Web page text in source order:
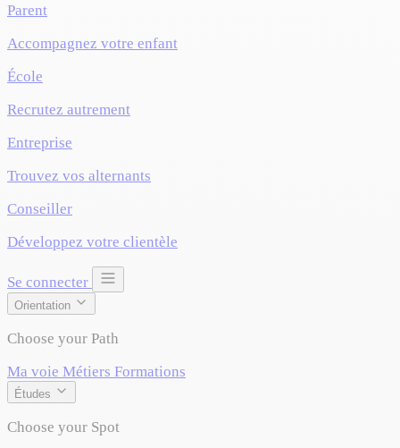
Parent
Accompagnez votre enfant
École
Recrutez autrement
Entreprise
Trouvez vos alternants
Conseiller
Développez votre clientèle
Se connecter
Orientation
Choose your Path
Ma voie Métiers Formations
Études
Choose your Spot